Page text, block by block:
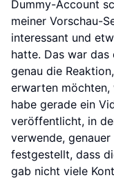
Dummy-Account
meiner Vorschau-
interessant und
hatte. Das war
genau die
erwarten möchten,
habe gerade ein
veröffentlicht, in
verwende,
festgestellt, dass
gab nicht viele